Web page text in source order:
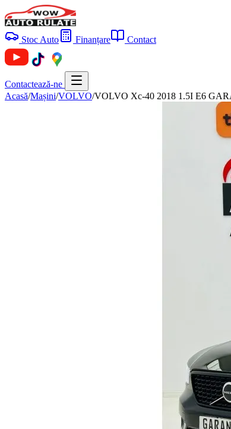
Stoc Auto Finanțare Contact
Contactează-ne
Acasă/Mașini/VOLVO/VOLVO Xc-40 2018 1.5I E6